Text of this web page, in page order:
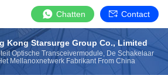
Chatten Contact
Kong Starsurge Group Co., Limited
Optische Transceivermodule, De Schakelaar
Mellanoxnetwerk Fabrikant From China